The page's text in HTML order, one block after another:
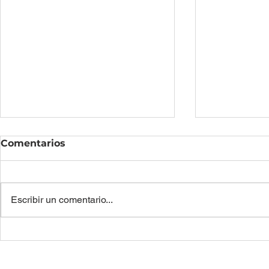
Comentarios
Escribir un comentario...